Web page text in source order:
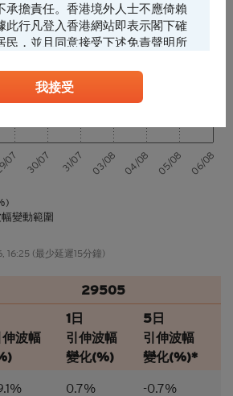
承擔責任。香港境外人士不應倚賴
此行凡登入香港網站即表示閣下確
民，並且同意接受下述免責聲明所
港網站或可能管有其中所載材料，
何適用的限制（包括本文所載
任。本香港網站所載的任何資料嚴
規不容許分發、傳送、披露或發佈
、傳送、披露或發佈給當地人士，
在美國或向任何美籍人士（定義
券法》S規例）傳閱。為遵守適用
港網站的內容僅為香港居民而
港境外登入、瀏覽本香港網站及/
議
材料僅供參考及討論用途，並不構
售、認購或承銷任何材料或本香港
的結構性產品（「
結構性產品
部分的）要約、邀請、招攬、誘
我接受
07 30/07 31/07 03/08 04/08 05/08 06/08
變動範圍
16:25 (最少延遲15分鐘)
29505
伸波幅
1日
引伸波幅
變化(%)
5日
引伸波幅
變化(%)*
0.7% -0.7%